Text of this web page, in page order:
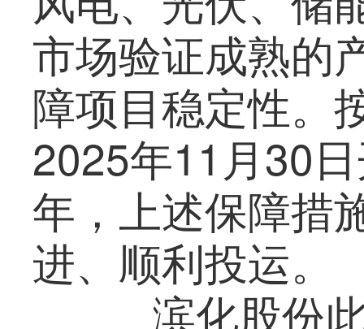
市场验证成熟的
障项目稳定性。
2025年11月30
年，上述保障措
进、顺利投运。
滨化股份